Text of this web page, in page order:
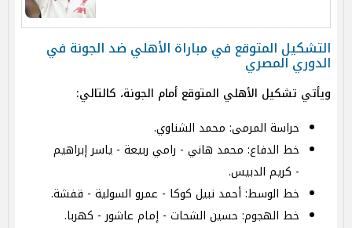
التشكيل المتوقع في مباراة الأهلي ضد الجونة في
الدوري المصري
ويأتي تشكيل الأهلي المتوقع أمام الجونة، كالتالي:
حراسة المرمى: محمد الشناوي.‏
خط الدفاع: محمد هاني - رامي ربيعة - ياسر إبراهيم
- كريم الدبيس.
خط الوسط: أحمد نبيل كوكا - عمرو السولية - قفشة.
خط الهجوم: حسين الشحات - إمام عاشور - كهربا.